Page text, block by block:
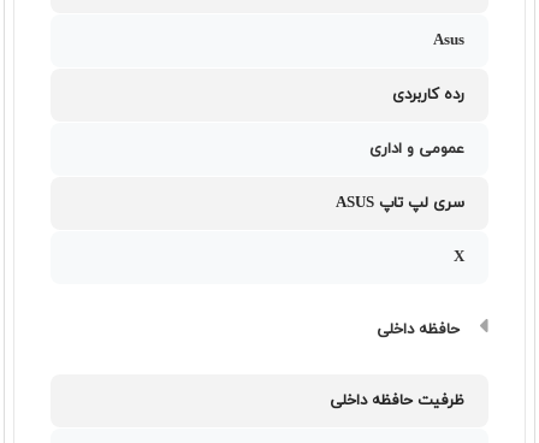
Asus
رده کاربردی
عمومی و اداری
سری لپ تاپ ASUS
X
حافظه داخلی
ظرفیت حافظه داخلی